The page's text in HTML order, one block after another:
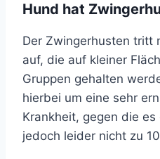
Hund hat
Der Zwingerhusten tritt
auf, die auf kleiner
Gruppen gehalten
hierbei um eine sehr
Krankheit, gegen die
jedoch leider nicht zu